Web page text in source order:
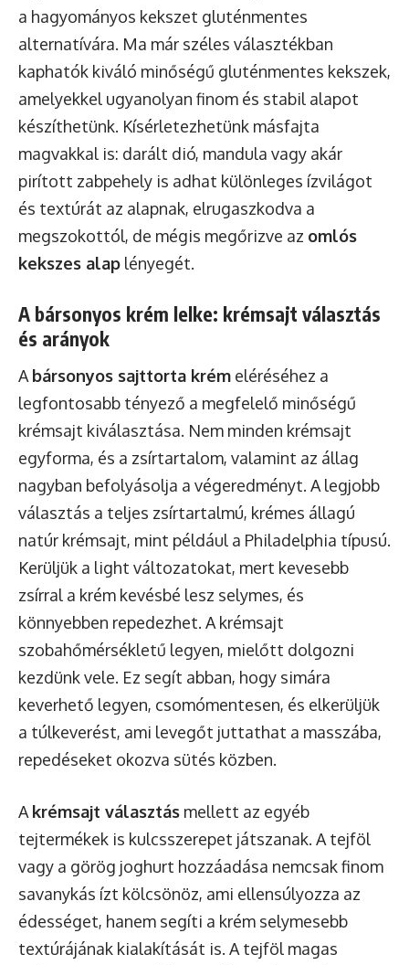
a hagyományos kekszet gluténmentes
alternatívára. Ma már széles választékban
kaphatók kiváló minőségű gluténmentes kekszek,
amelyekkel ugyanolyan finom és stabil alapot
készíthetünk. Kísérletezhetünk másfajta
magvakkal is: darált dió, mandula vagy akár
pirított zabpehely is adhat különleges ízvilágot
és textúrát az alapnak, elrugaszkodva a
megszokottól, de mégis megőrizve az omlós
kekszes alap lényegét.
A bársonyos krém lelke: krémsajt választás
és arányok
Abársonyos sajttorta krém eléréséhez a
legfontosabb tényező a megfelelő minőségű
krémsajt kiválasztása. Nem minden krémsajt
egyforma, és a zsírtartalom, valamint az állag
nagyban befolyásolja a végeredményt. A legjobb
választás a teljes zsírtartalmú, krémes állagú
natúr krémsajt, mint például a Philadelphia típusú.
Kerüljük a light változatokat, mert kevesebb
zsírral a krém kevésbé lesz selymes, és
könnyebben repedezhet. A krémsajt
szobahőmérsékletű legyen, mielőtt dolgozni
kezdünk vele. Ez segít abban, hogy simára
keverhető legyen, csomómentesen, és elkerüljük
a túlkeverést, ami levegőt juttathat a masszába,
repedéseket okozva sütés közben.
Akrémsajt választás mellett az egyéb
tejtermékek is kulcsszerepet játszanak. A tejföl
vagy a görög joghurt hozzáadása nemcsak finom
savanykás ízt kölcsönöz, ami ellensúlyozza az
édességet, hanem segíti a krém selymesebb
textúrájának kialakítását is. A tejföl magas